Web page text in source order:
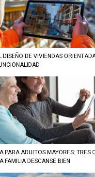
DISEÑO DE VIVIENDAS
PARA ADULTOS MAYORES: TRES
FAMILIA DESCANSE BIEN